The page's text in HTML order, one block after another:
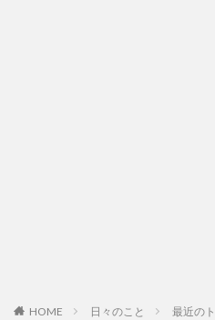
HOME 日々のこと 最近の